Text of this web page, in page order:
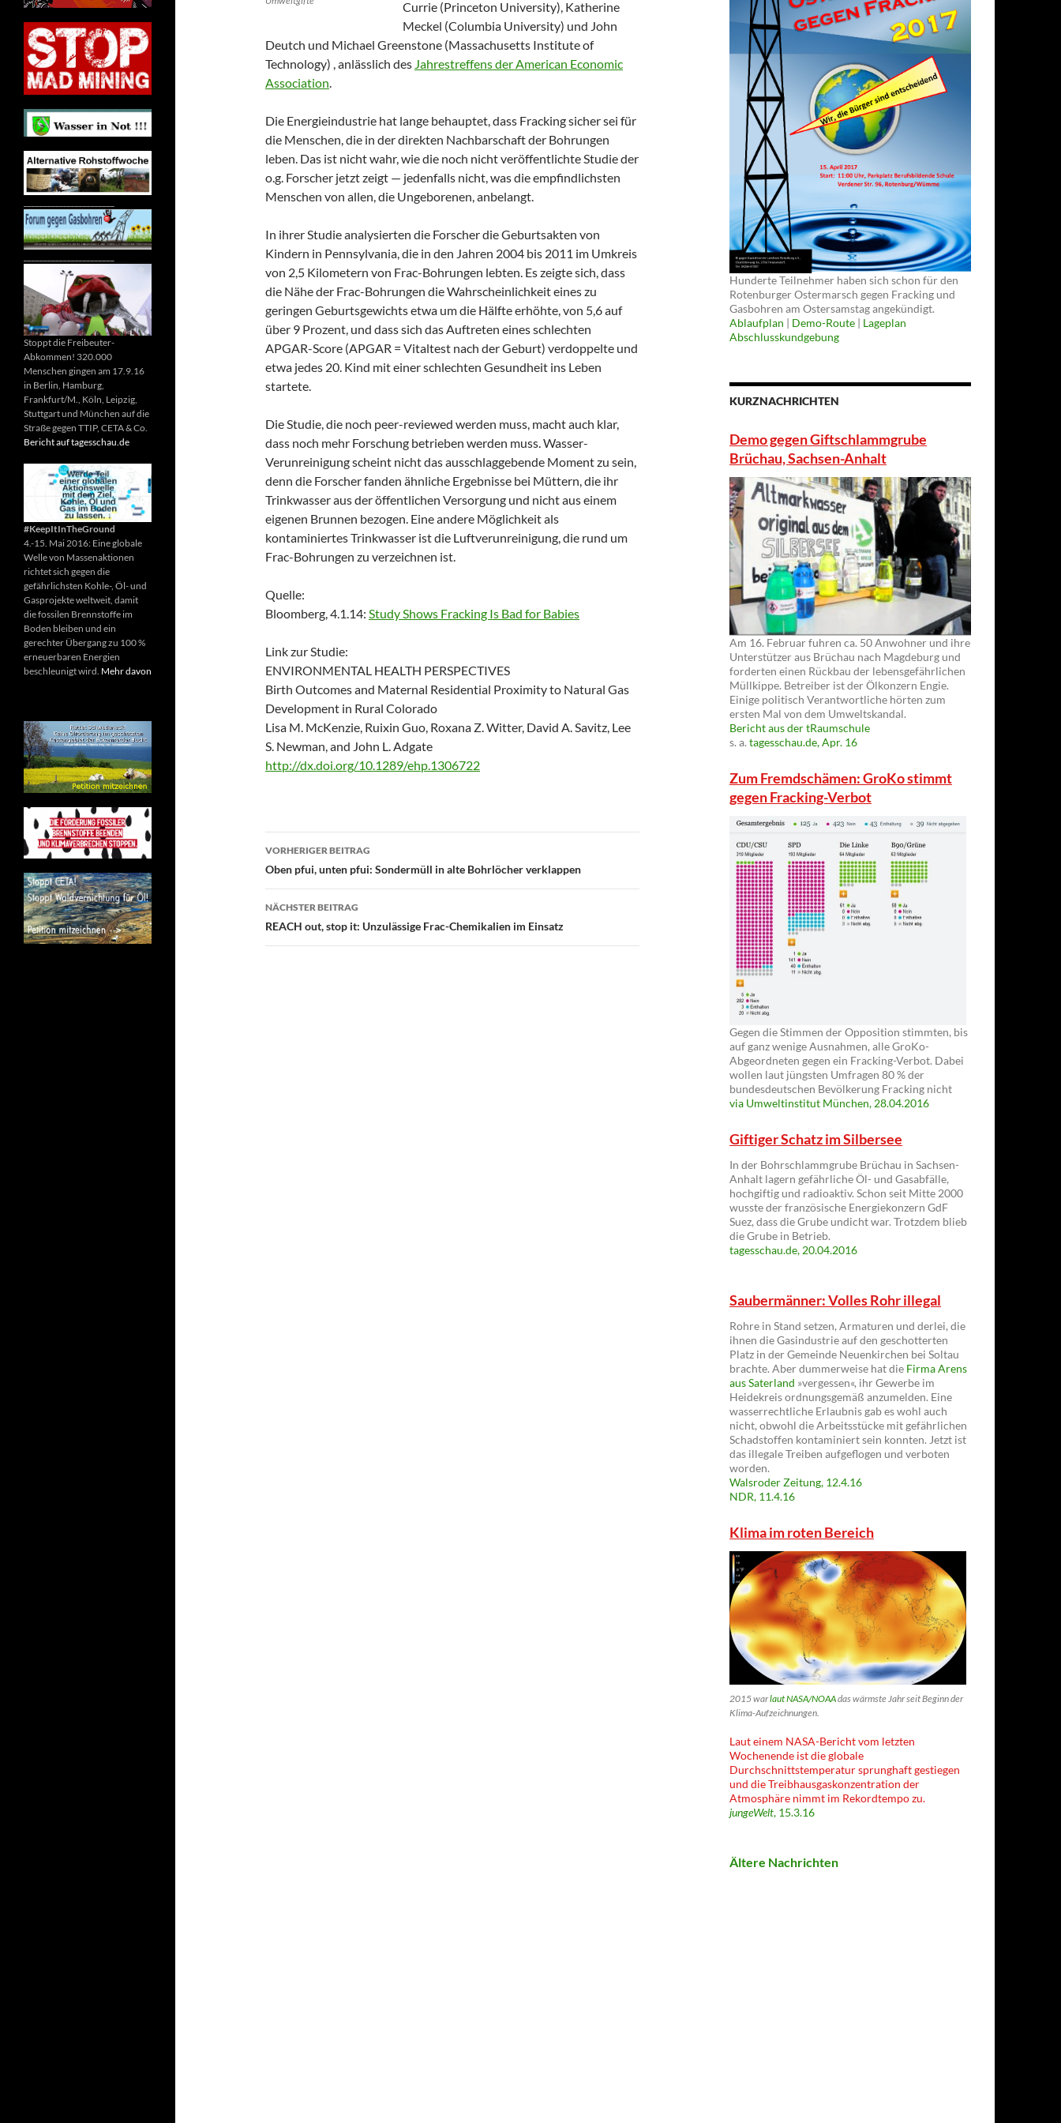
Currie (Princeton University), Katherine
Meckel (Columbia University) und John
Deutch und Michael Greenstone (Massachusetts Institute of
Technology) , anlässlich des Jahrestreffens der American Economic
Association.
Die Energieindustrie hat lange behauptet, dass Fracking sicher sei für
die Menschen, die in der direkten Nachbarschaft der Bohrungen
leben. Das ist nicht wahr, wie die noch nicht veröffentlichte Studie der
o.g. Forscher jetzt zeigt — jedenfalls nicht, was die empfindlichsten
Menschen von allen, die Ungeborenen, anbelangt.
In ihrer Studie analysierten die Forscher die Geburtsakten von
Kindern in Pennsylvania, die in den Jahren 2004 bis 2011 im Umkreis
von 2,5 Kilometern von Frac-Bohrungen lebten. Es zeigte sich, dass
die Nähe der Frac-Bohrungen die Wahrscheinlichkeit eines zu
geringen Geburtsgewichts etwa um die Hälfte erhöhte, von 5,6 auf
über 9 Prozent, und dass sich das Auftreten eines schlechten
APGAR-Score (APGAR = Vitaltest nach der Geburt) verdoppelte und
etwa jedes 20. Kind mit einer schlechten Gesundheit ins Leben
startete.
Die Studie, die noch peer-reviewed werden muss, macht auch klar,
dass noch mehr Forschung betrieben werden muss. Wasser-
Verunreinigung scheint nicht das ausschlaggebende Moment zu sein,
denn die Forscher fanden ähnliche Ergebnisse bei Müttern, die ihr
Trinkwasser aus der öffentlichen Versorgung und nicht aus einem
eigenen Brunnen bezogen. Eine andere Möglichkeit als
kontaminiertes Trinkwasser ist die Luftverunreinigung, die rund um
Frac-Bohrungen zu verzeichnen ist.
Quelle:
Bloomberg, 4.1.14: Study Shows Fracking Is Bad for Babies
Link zur Studie:
ENVIRONMENTAL HEALTH PERSPECTIVES
Birth Outcomes and Maternal Residential Proximity to Natural Gas
Development in Rural Colorado
Lisa M. McKenzie, Ruixin Guo, Roxana Z. Witter, David A. Savitz, Lee
S. Newman, and John L. Adgate
http://dx.doi.org/10.1289/ehp.1306722
Beitragsnavigation
VORHERIGER BEITRAG
Oben pfui, unten pfui: Sondermüll in alte Bohrlöcher verklappen
NÄCHSTER BEITRAG
REACH out, stop it: Unzulässige Frac-Chemikalien im Einsatz
Hunderte Teilnehmer haben sich schon für den
Rotenburger Ostermarsch gegen Fracking und
Gasbohren am Ostersamstag angekündigt.
Ablaufplan | Demo-Route | Lageplan
Abschlusskundgebung
KURZNACHRICHTEN
Demo gegen Giftschlammgrube
Brüchau, Sachsen-Anhalt
Am 16. Februar fuhren ca. 50 Anwohner und ihre
Unterstützer aus Brüchau nach Magdeburg und
forderten einen Rückbau der lebensgefährlichen
Müllkippe. Betreiber ist der Ölkonzern Engie.
Einige politisch Verantwortliche hörten zum
ersten Mal von dem Umweltskandal.
Bericht aus der tRaumschule
s. a. tagesschau.de, Apr. 16
Zum Fremdschämen: GroKo stimmt
gegen Fracking-Verbot
Gegen die Stimmen der Opposition stimmten, bis
auf ganz wenige Ausnahmen, alle GroKo-
Abgeordneten gegen ein Fracking-Verbot. Dabei
wollen laut jüngsten Umfragen 80 % der
bundesdeutschen Bevölkerung Fracking nicht
via Umweltinstitut München, 28.04.2016
Giftiger Schatz im Silbersee
In der Bohrschlammgrube Brüchau in Sachsen-
Anhalt lagern gefährliche Öl- und Gasabfälle,
hochgiftig und radioaktiv. Schon seit Mitte 2000
wusste der französische Energiekonzern GdF
Suez, dass die Grube undicht war. Trotzdem blieb
die Grube in Betrieb.
tagesschau.de, 20.04.2016
Saubermänner: Volles Rohr illegal
Rohre in Stand setzen, Armaturen und derlei, die
ihnen die Gasindustrie auf den geschotterten
Platz in der Gemeinde Neuenkirchen bei Soltau
brachte. Aber dummerweise hat die Firma Arens
aus Saterland »vergessen«, ihr Gewerbe im
Heidekreis ordnungsgemäß anzumelden. Eine
wasserrechtliche Erlaubnis gab es wohl auch
nicht, obwohl die Arbeitsstücke mit gefährlichen
Schadstoffen kontaminiert sein konnten. Jetzt ist
das illegale Treiben aufgeflogen und verboten
worden.
Walsroder Zeitung, 12.4.16
NDR, 11.4.16
Klima im roten Bereich
2015 warlaut NASA/NOAAdas wärmste Jahr seit Beginn der
Klima-Aufzeichnungen.
Laut einem NASA-Bericht vom letzten
Wochenende ist die globale
Durchschnittstemperatur sprunghaft gestiegen
und die Treibhausgaskonzentration der
Atmosphäre nimmt im Rekordtempo zu.
jungeWelt, 15.3.16
Ältere Nachrichten
Stoppt die Freibeuter-
Abkommen! 320.000
Menschen gingen am 17.9.16
in Berlin, Hamburg,
Frankfurt/M., Köln, Leipzig,
Stuttgart und München auf die
Straße gegen TTIP, CETA & Co.
Bericht auf tagesschau.de
#KeepItInTheGround
4.-15. Mai 2016: Eine globale
Welle von Massenaktionen
richtet sich gegen die
gefährlichsten Kohle-, Öl- und
Gasprojekte weltweit, damit
die fossilen Brennstoffe im
Boden bleiben und ein
gerechter Übergang zu 100 %
erneuerbaren Energien
beschleunigt wird. Mehr davon